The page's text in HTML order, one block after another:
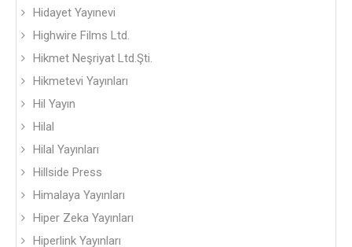
Hidayet Yayınevi
Highwire Films Ltd.
Hikmet Neşriyat Ltd.Şti.
Hikmetevi Yayınları
Hil Yayın
Hilal
Hilal Yayınları
Hillside Press
Himalaya Yayınları
Hiper Zeka Yayınları
Hiperlink Yayınları